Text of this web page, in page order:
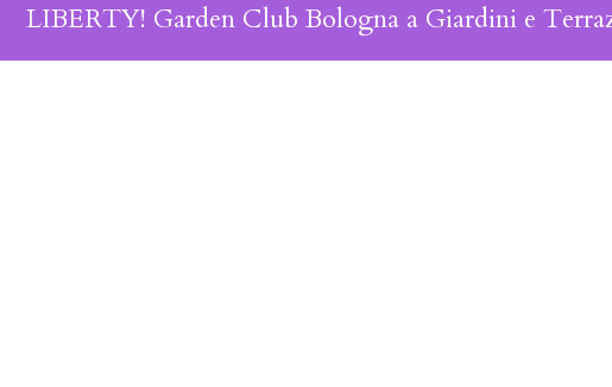
LIBERTY! Garden Club Bologna a Giardini e